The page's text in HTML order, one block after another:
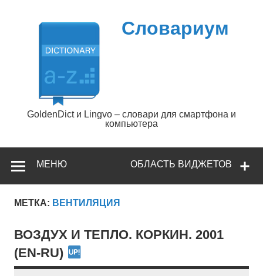
содержимому
Словариум
GoldenDict и Lingvo – словари для смартфона и
компьютера
ОБЛАСТЬ ВИДЖЕТОВ
МЕНЮ
МЕТКА: ВЕНТИЛЯЦИЯ
ВОЗДУХ И ТЕПЛО. КОРКИН. 2001
(EN-RU)